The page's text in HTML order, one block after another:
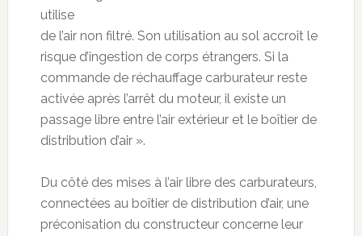
utilise
de l’air non filtré. Son utilisation au sol accroît le
risque d’ingestion de corps étrangers. Si la
commande de réchauffage carburateur reste
activée après l’arrêt du moteur, il existe un
passage libre entre l’air extérieur et le boîtier de
distribution d’air ».
Du côté des mises à l’air libre des carburateurs,
connectées au boîtier de distribution d’air, une
préconisation du constructeur concerne leur